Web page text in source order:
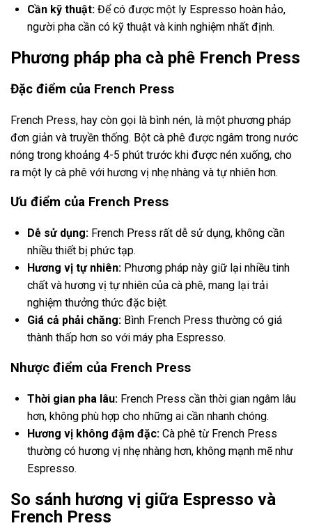
Cần kỹ thuật: Để có được một ly Espresso hoàn hảo,
người pha cần có kỹ thuật và kinh nghiệm nhất định.
Phương pháp pha cà phê French Press
Đặc điểm của French Press
French Press, hay còn gọi là bình nén, là một phương pháp
đơn giản và truyền thống. Bột cà phê được ngâm trong nước
nóng trong khoảng 4-5 phút trước khi được nén xuống, cho
ra một ly cà phê với hương vị nhẹ nhàng và tự nhiên hơn.
Ưu điểm của French Press
Dễ sử dụng: French Press rất dễ sử dụng, không cần
nhiều thiết bị phức tạp.
Hương vị tự nhiên: Phương pháp này giữ lại nhiều tinh
chất và hương vị tự nhiên của cà phê, mang lại trải
nghiệm thưởng thức đặc biệt.
Giá cả phải chăng: Bình French Press thường có giá
thành thấp hơn so với máy pha Espresso.
Nhược điểm của French Press
Thời gian pha lâu: French Press cần thời gian ngâm lâu
hơn, không phù hợp cho những ai cần nhanh chóng.
Hương vị không đậm đặc: Cà phê từ French Press
thường có hương vị nhẹ nhàng hơn, không mạnh mẽ như
Espresso.
So sánh hương vị giữa Espresso và
French Press